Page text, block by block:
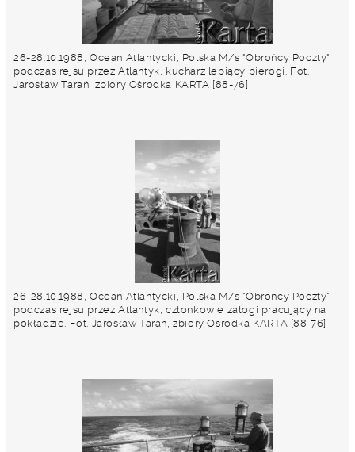
26-28.10.1988, Ocean Atlantycki, Polska M/s "Obrońcy Poczty"
podczas rejsu przez Atlantyk, kucharz lepiący pierogi. Fot.
Jarosław Tarań, zbiory Ośrodka KARTA [88-76]
26-28.10.1988, Ocean Atlantycki, Polska M/s "Obrońcy Poczty"
podczas rejsu przez Atlantyk, członkowie załogi pracujący na
pokładzie. Fot. Jarosław Tarań, zbiory Ośrodka KARTA [88-76]